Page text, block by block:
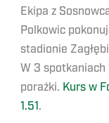
Ekipa z
Polkowic
stadionie
W 3 spotkaniach
porażki. Kurs w
1.51.